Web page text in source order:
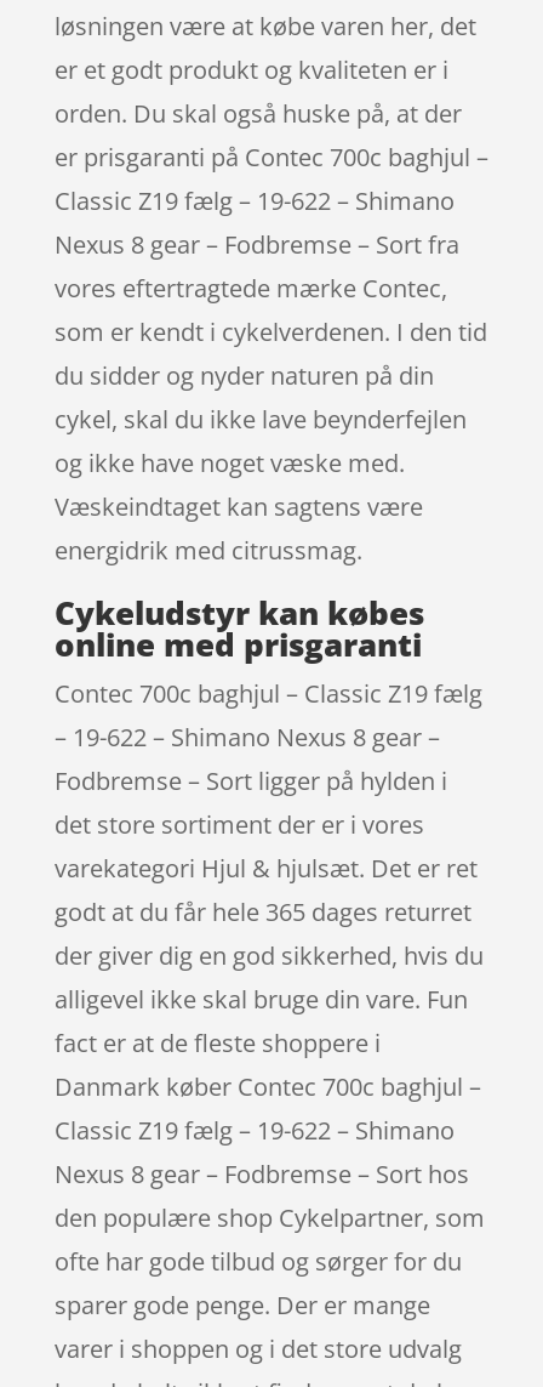
løsningen være at købe varen her, det
er et godt produkt og kvaliteten er i
orden. Du skal også huske på, at der
er prisgaranti på Contec 700c baghjul –
Classic Z19 fælg – 19-622 – Shimano
Nexus 8 gear – Fodbremse – Sort fra
vores eftertragtede mærke Contec,
som er kendt i cykelverdenen. I den tid
du sidder og nyder naturen på din
cykel, skal du ikke lave beynderfejlen
og ikke have noget væske med.
Væskeindtaget kan sagtens være
energidrik med citrussmag.
Cykeludstyr kan købes
online med prisgaranti
Contec 700c baghjul – Classic Z19 fælg
– 19-622 – Shimano Nexus 8 gear –
Fodbremse – Sort ligger på hylden i
det store sortiment der er i vores
varekategori Hjul & hjulsæt. Det er ret
godt at du får hele 365 dages returret
der giver dig en god sikkerhed, hvis du
alligevel ikke skal bruge din vare. Fun
fact er at de fleste shoppere i
Danmark køber Contec 700c baghjul –
Classic Z19 fælg – 19-622 – Shimano
Nexus 8 gear – Fodbremse – Sort hos
den populære shop Cykelpartner, som
ofte har gode tilbud og sørger for du
sparer gode penge. Der er mange
varer i shoppen og i det store udvalg